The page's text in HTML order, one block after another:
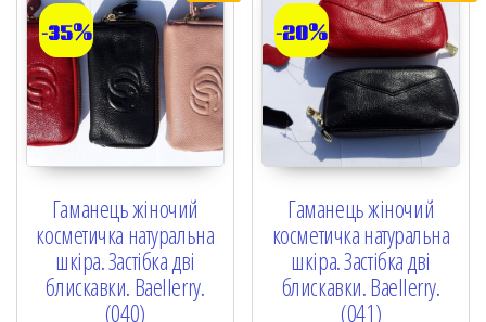
-35%
Гаманець жіночий
косметичка натуральна
шкіра. Застібка дві
блискавки. Baellerry.
(040)
-20%
Гаманець жіночий
косметичка натуральна
шкіра. Застібка дві
блискавки. Baellerry.
(041)